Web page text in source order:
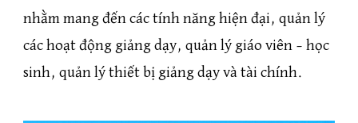
nhằm mang đến các tính năng hiện đại, quản lý
các hoạt động giảng dạy, quản lý giáo viên – học
sinh, quản lý thiết bị giảng dạy và tài chính.